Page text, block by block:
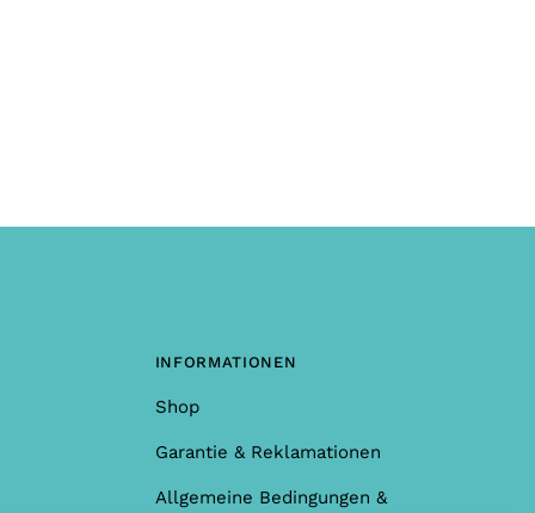
INFORMATIONEN
Shop
Garantie & Reklamationen
Allgemeine Bedingungen &